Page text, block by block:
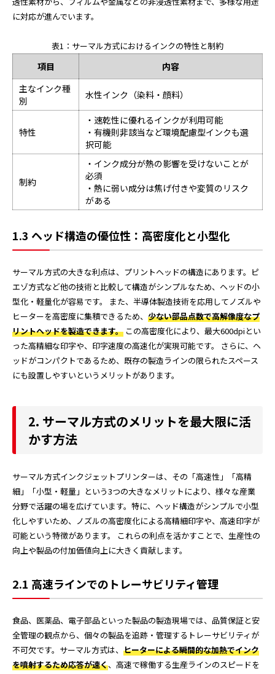
に対応が進んでいます。
表1：サーマル方式におけるインクの特性と制約
項目
内容
主なインク種
別
水性インク（染料・顔料）
特性
・速乾性に優れるインクが利用可能
・有機則非該当など環境配慮型インクも選
択可能
制約
・インク成分が熱の影響を受けないことが
必須
・熱に弱い成分は焦げ付きや変質のリスク
がある
1.3 ヘッド構造の優位性：高密度化と小型化
サーマル方式の大きな利点は、プリントヘッドの構造にあります。ピ
エゾ方式など他の技術と比較して構造がシンプルなため、ヘッドの小
型化・軽量化が容易です。 また、半導体製造技術を応用してノズルや
ヒーターを高密度に集積できるため、 少ない部品点数で高解像度なプ
リントヘッドを製造できます。 この高密度化により、最大600dpiとい
った高精細な印字や、印字速度の高速化が実現可能です。 さらに、ヘ
ッドがコンパクトであるため、既存の製造ラインの限られたスペース
にも設置しやすいというメリットがあります。
2. サーマル方式のメリットを最大限に活
かす方法
サーマル方式インクジェットプリンターは、その「高速性」「高精
細」「小型・軽量」という3つの大きなメリットにより、様々な産業
分野で活躍の場を広げています。特に、ヘッド構造がシンプルで小型
化しやすいため、ノズルの高密度化による高精細印字や、高速印字が
可能という特徴があります。 これらの利点を活かすことで、生産性の
向上や製品の付加価値向上に大きく貢献します。
2.1 高速ラインでのトレーサビリティ管理
食品、医薬品、電子部品といった製品の製造現場では、品質保証と安
全管理の観点から、個々の製品を追跡・管理するトレーサビリティが
不可欠です。サーマル方式は、 ヒーターによる瞬間的な加熱でインク
を噴射するため応答が速く、高速で稼働する生産ラインのスピードを